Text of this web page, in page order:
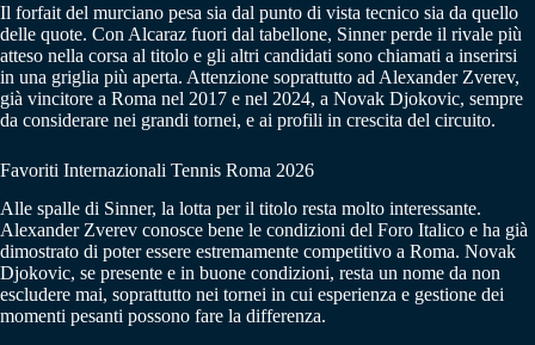
Il forfait del murciano pesa sia dal punto di vista tecnico sia da quello
delle quote. Con Alcaraz fuori dal tabellone, Sinner perde il rivale più
atteso nella corsa al titolo e gli altri candidati sono chiamati a inserirsi
in una griglia più aperta. Attenzione soprattutto ad Alexander Zverev,
già vincitore a Roma nel 2017 e nel 2024, a Novak Djokovic, sempre
da considerare nei grandi tornei, e ai profili in crescita del circuito.
Favoriti Internazionali Tennis Roma 2026
Alle spalle di Sinner, la lotta per il titolo resta molto interessante.
Alexander Zverev conosce bene le condizioni del Foro Italico e ha già
dimostrato di poter essere estremamente competitivo a Roma. Novak
Djokovic, se presente e in buone condizioni, resta un nome da non
escludere mai, soprattutto nei tornei in cui esperienza e gestione dei
momenti pesanti possono fare la differenza.